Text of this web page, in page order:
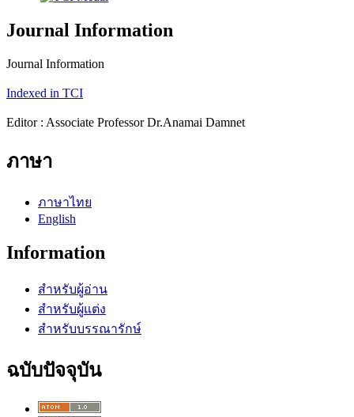
Journal Information
Journal Information
Indexed in TCI
Editor : Associate Professor Dr.Anamai Damnet
ภาษา
ภาษาไทย
English
Information
สำหรับผู้อ่าน
สำหรับผู้แต่ง
สำหรับบรรณารักษ์
ฉบับปัจจุบัน